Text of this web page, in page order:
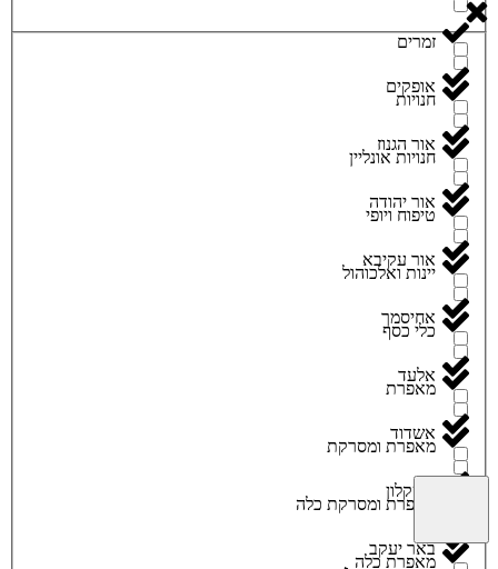
זמרים
חנויות
חנויות אונליין
טיפוח ויופי
יינות ואלכוהול
כלי כסף
מאפרת
מאפרת ומסרקת
מאפרת ומסרקת כלה
מאפרת כלה
אופקים
אור הגנוז
אור יהודה
אור עקיבא
אחיסמך
אלעד
אשדוד
אשקלון
באר יעקב